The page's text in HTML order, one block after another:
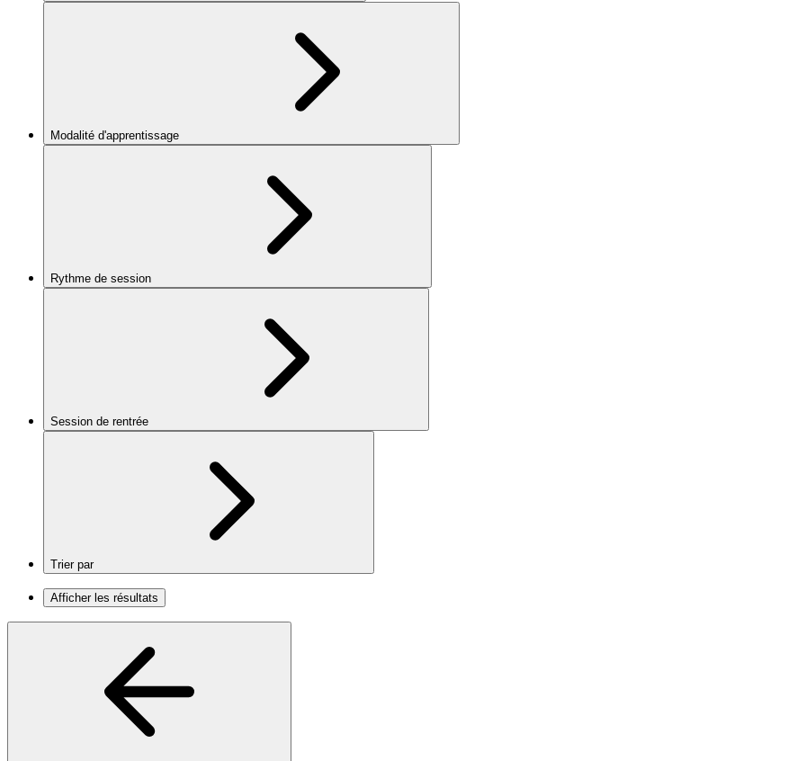
Modalité d'apprentissage
Rythme de session
Session de rentrée
Trier par
Afficher les résultats